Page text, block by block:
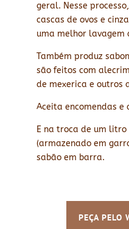
geral. Nesse
cascas de ovos e
uma melhor lavagem
Também produz
são feitos com
de mexerica e outros
Aceita encomendas e
E na troca de um litro
(armazenado em
sabão em barra.
PEÇA PELO